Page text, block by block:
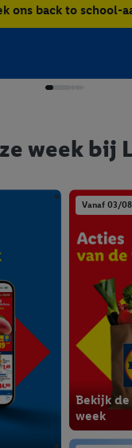
ons back to school-
week bij
Vanaf 03/08
Bekijk de
week